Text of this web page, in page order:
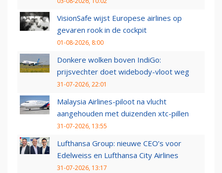
VisionSafe wijst Europese airlines op
gevaren rook in de cockpit
01-08-2026, 8:00
Donkere wolken boven IndiGo:
prijsvechter doet widebody-vloot weg
31-07-2026, 22:01
Malaysia Airlines-piloot na vlucht
aangehouden met duizenden xtc-pillen
31-07-2026, 13:55
Lufthansa Group: nieuwe CEO’s voor
Edelweiss en Lufthansa City Airlines
31-07-2026, 13:17